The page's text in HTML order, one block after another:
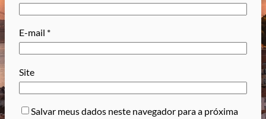
E-mail *
Site
Salvar meus dados neste navegador para a próxima